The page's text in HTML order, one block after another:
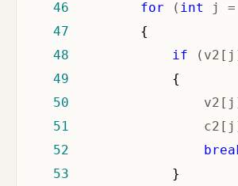
46
for ( int j =
47
48
if
49
50
51
52
53